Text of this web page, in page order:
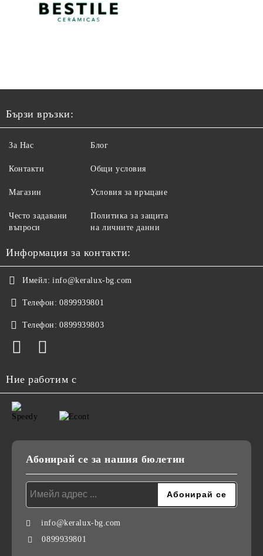
Бързи връзки:
За Нас
Контакти
Магазин
Често задавани
въпроси
Блог
Общи условия
Условия за връщане
Политика за защита
на личните данни
Информация за контакти:
Имейл: info@keralux-bg.com
Телефон: 0899939801
Телефон: 0899939803
Ние работим с
Абонирай се за нашия бюлетин
info@keralux-bg.com
0899939801